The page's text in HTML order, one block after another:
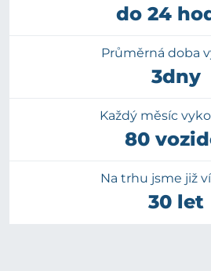
do 24
Průměrná doba
3dny
Každý měsíc
80
Na trhu jsme již
30 let